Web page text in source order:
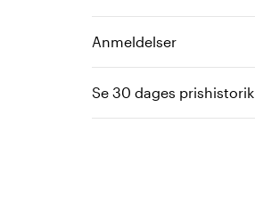
Anmeldelser
Se 30 dages prishistorik